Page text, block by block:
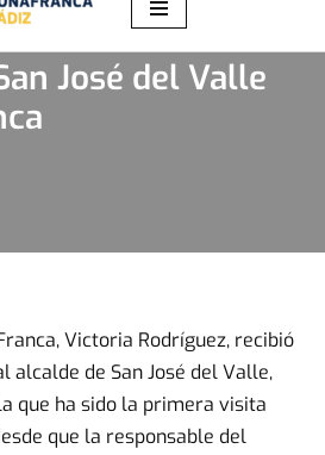
del
José del Valle
Victoria Rodríguez, recibió
alcalde de San José del Valle,
que ha sido la primera visita
que la responsable del